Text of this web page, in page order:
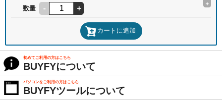
数量 - +
+
カートに追加
初めてご利用の方はこちら
BUYFYについて
パソコンをご利用の方はこちら
BUYFYツールについて